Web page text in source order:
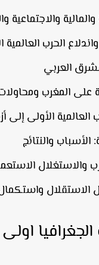
والاجتماعية
الحرب العالمية
العربي
المغرب
الأولى إلى أزمة
الأسباب والنتائج
والاستغلال
واستكمال